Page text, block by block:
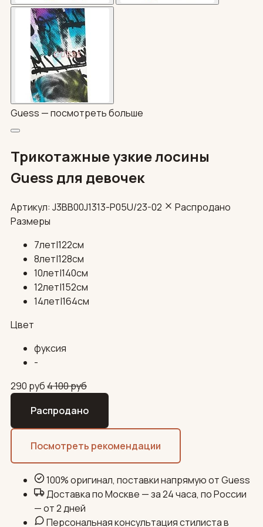
Guess —посмотреть больше
Трикотажные узкие лосины
Guess для девочек
Артикул: J3BB00J1313-P05U/23-02
Распродано
Размеры
7лет|122см
8лет|128см
10лет|140см
12лет|152см
14лет|164см
Цвет
фуксия
-
290 руб4 100руб
Распродано
Посмотреть рекомендации
100% оригинал, поставки напрямую от Guess
Доставка по Москве — за 24 часа, по России
— от 2 дней
Персональная консультация стилиста в